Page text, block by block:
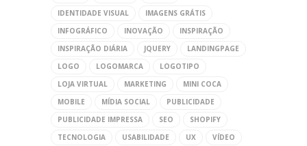
IDENTIDADE VISUAL
IMAGENS GRÁTIS
INFOGRÁFICO
INOVAÇÃO
INSPIRAÇÃO
INSPIRAÇÃO DIÁRIA
JQUERY
LANDINGPAGE
LOGO
LOGOMARCA
LOGOTIPO
LOJA VIRTUAL
MARKETING
MINI COCA
MOBILE
MÍDIA SOCIAL
PUBLICIDADE
PUBLICIDADE IMPRESSA
SEO
SHOPIFY
TECNOLOGIA
USABILIDADE UX
VÍDEO